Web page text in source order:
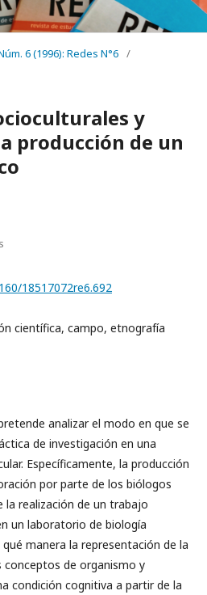
6 (1996): Redes N°6 /
y
producción de un
18517072re6.692
científica, campo, etnografía
analizar el modo en que se
de investigación en una
Específicamente, la producción
por parte de los biólogos
la realización de un trabajo
un laboratorio de biología
manera la representación de la
conceptos de organismo y
condición cognitiva a partir de la